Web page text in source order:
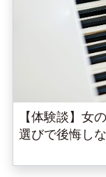
【体験談】女
選びで後悔し